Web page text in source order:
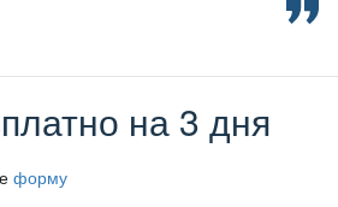
на 3 дня
форму